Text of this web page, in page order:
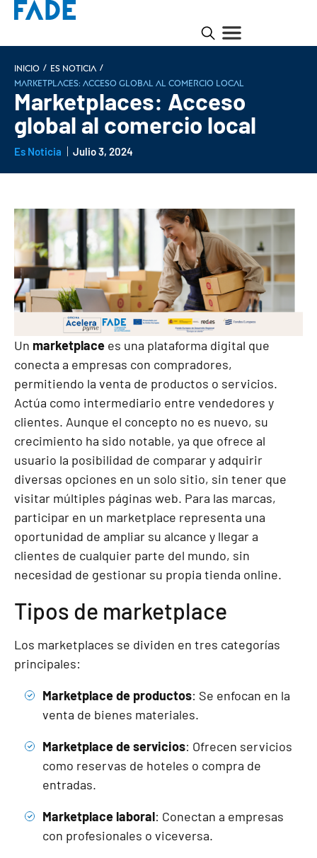
INICIO / Es noticia /
Marketplaces: Acceso global al comercio local
Marketplaces: Acceso
global al comercio local
Es Noticia Julio 3, 2024
Un marketplace es una plataforma digital que
conecta a empresas con compradores,
permitiendo la venta de productos o servicios.
Actúa como intermediario entre vendedores y
clientes. Aunque el concepto no es nuevo, su
crecimiento ha sido notable, ya que ofrece al
usuario la posibilidad de comparar y adquirir
diversas opciones en un solo sitio, sin tener que
visitar múltiples páginas web. Para las marcas,
participar en un marketplace representa una
oportunidad de ampliar su alcance y llegar a
clientes de cualquier parte del mundo, sin
necesidad de gestionar su propia tienda online.
Tipos de marketplace
Los marketplaces se dividen en tres categorías
principales:
Marketplace de productos: Se enfocan en la
venta de bienes materiales.
Marketplace de servicios: Ofrecen servicios
como reservas de hoteles o compra de
entradas.
Marketplace laboral: Conectan a empresas
con profesionales o viceversa.